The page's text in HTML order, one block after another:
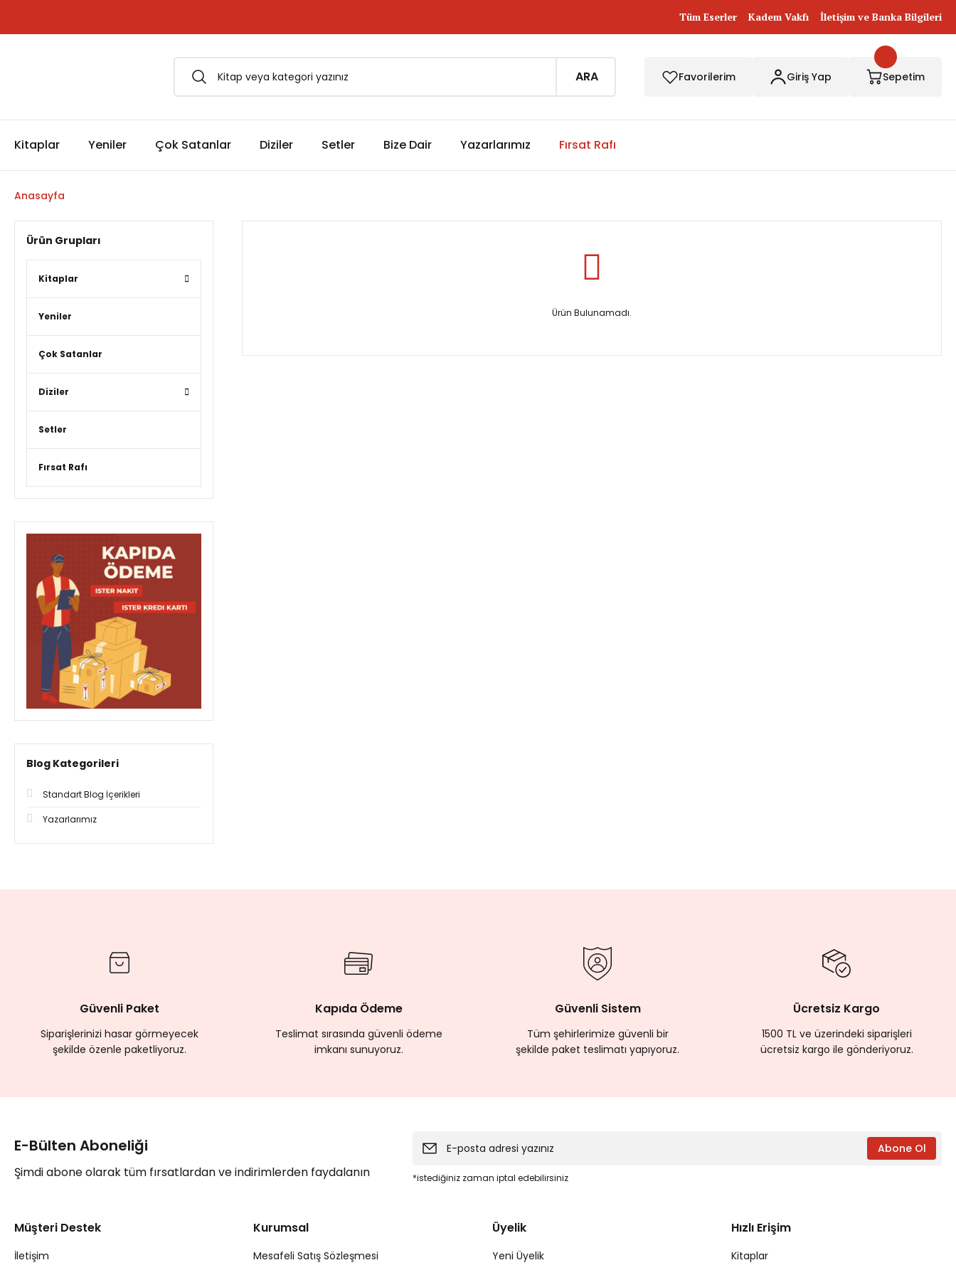
Tüm Eserler Kadem Vakfı İletişim ve Banka Bilgileri
ARA Favorilerim Giriş Yap Sepetim
Kitaplar Yeniler Çok Satanlar Diziler Setler Bize Dair Yazarlarımız Fırsat Rafı
Anasayfa
Ürün Grupları
Kitaplar
Yeniler
Çok Satanlar
Diziler
Setler
Fırsat Rafı
Blog Kategorileri
Standart Blog İçerikleri
Yazarlarımız
Ürün Bulunamadı.
Güvenli Paket
Siparişlerinizi hasar görmeyecek
şekilde özenle paketliyoruz.
Kapıda Ödeme
Teslimat sırasında güvenli ödeme
imkanı sunuyoruz.
Güvenli Sistem
Tüm şehirlerimize güvenli bir
şekilde paket teslimatı yapıyoruz.
Ücretsiz Kargo
1500 TL ve üzerindeki siparişleri
ücretsiz kargo ile gönderiyoruz.
E-Bülten Aboneliği
Şimdi abone olarak tüm fırsatlardan ve indirimlerden faydalanın
Abone Ol
*istediğiniz zaman iptal edebilirsiniz
Müşteri Destek
İletişim
Kurumsal
Mesafeli Satış Sözleşmesi
Üyelik
Yeni Üyelik
Hızlı Erişim
Kitaplar